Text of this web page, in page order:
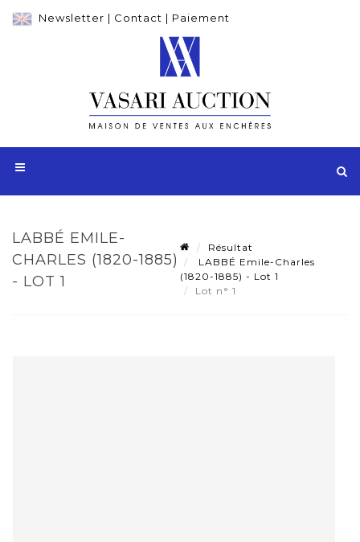
Newsletter | Contact | Paiement
LABBÉ EMILE-
CHARLES (1820-1885)
- LOT 1
Résultat
LABBÉ Emile-Charles
(1820-1885) - Lot 1
Lot n° 1